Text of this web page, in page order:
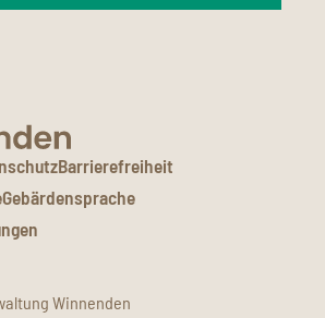
Barrierefreiheit
Gebärdensprache
Winnenden